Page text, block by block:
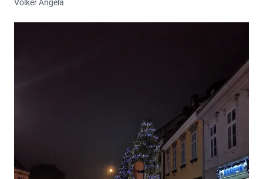
Völker Angéla